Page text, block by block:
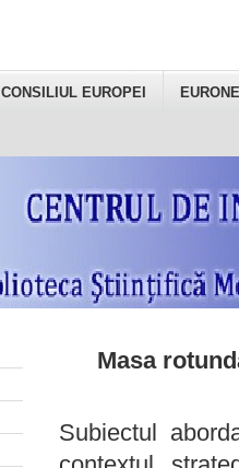
CONSILIUL EUROPEI
Masa
Subiectul